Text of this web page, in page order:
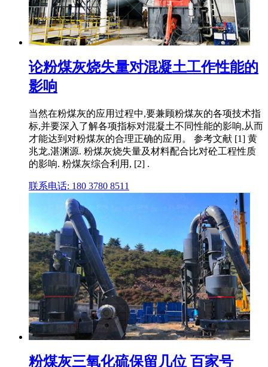
论粉煤灰烧失量对混凝土工作性能的
影响
当然在粉煤灰的应用过程中,要兼顾粉煤灰的各项技术指
标,并要深入了解各项指标对混凝土不同性能的影响,从而
才能达到对粉煤灰的合理正确的应用。 参考文献 [1] 黄
兆龙,湛渊源. 粉煤灰烧失量及材料配合比对砼工程性质
的影响. 粉煤灰综合利用, [2] .
联系电话: 180 3780 8511
粉煤灰三氧化硫保留几位 百家号